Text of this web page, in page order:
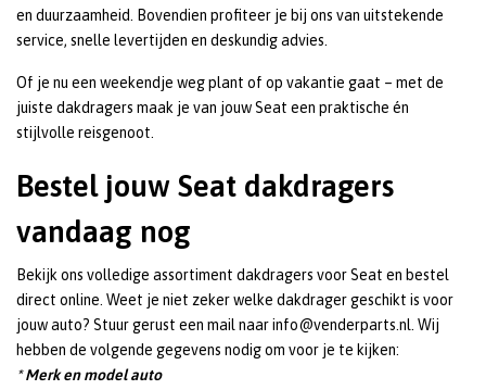
en duurzaamheid. Bovendien profiteer je bij ons van uitstekende
service, snelle levertijden en deskundig advies.
Of je nu een weekendje weg plant of op vakantie gaat – met de
juiste dakdragers maak je van jouw Seat een praktische én
stijlvolle reisgenoot.
Bestel jouw Seat dakdragers
vandaag nog
Bekijk ons volledige assortiment dakdragers voor Seat en bestel
direct online. Weet je niet zeker welke dakdrager geschikt is voor
jouw auto? Stuur gerust een mail naarinfo@venderparts.nl . Wij
hebben de volgende gegevens nodig om voor je te kijken:
* Merk en model auto